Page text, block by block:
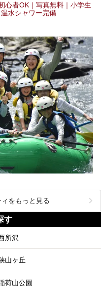
心者OK｜写真無料｜小学生
水シャワー完備
をもっと見る
す
所沢
山ヶ丘
荷山公園